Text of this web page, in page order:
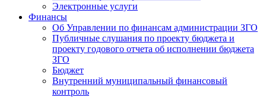
Электронные услуги
Финансы
Об Управлении по финансам администрации ЗГО
Публичные слушания по проекту бюджета и
проекту годового отчета об исполнении бюджета
ЗГО
Бюджет
Внутренний муниципальный финансовый
контроль